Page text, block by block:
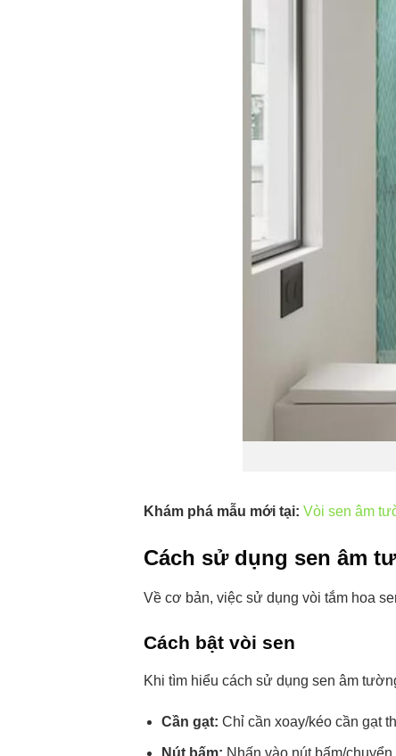
Khám phá mẫu mới tại: Vòi sen âm
Cách sử dụng sen âm
Về cơ bản, việc sử dụng vòi tắm hoa
Cách bật vòi sen
Khi tìm hiểu cách sử dụng sen âm
Cần gạt:Chỉ cần xoay/kéo cần gạt
Nút bấm: Nhấn vào nút bấm/chuyển